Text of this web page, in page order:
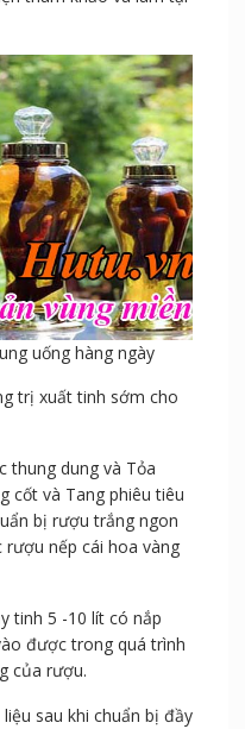
uống hàng ngày
trị xuất tinh sớm cho
thung dung và Tỏa
cốt và Tang phiêu tiêu
bị rượu trắng ngon
nếp cái hoa vàng
tinh 5 -10 lít có nắp
được trong quá trình
của rượu.
sau khi chuẩn bị đầy